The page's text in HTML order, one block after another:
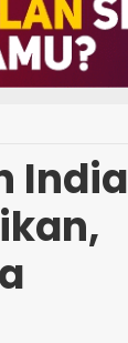
India